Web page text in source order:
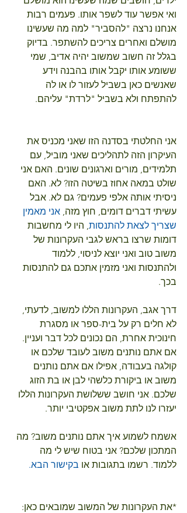
ואי אפשר עוד לשפר אותו. פעמים רבות
אנחנו נרצה "להסביר" למה מה שעשינו
מושלם ואחרים צריכים להשתפר. בדיוק
בגלל זה חשוב שמשוב יהיה אדיב, שמי
ששומע אותו יקבל אותו בהבנה וידע
שאנשים כאן בשביל לעזור לו או לה
להתפתח ולא בשביל "לרדת" עליהם.
אני החלטתי בסדנה הזו שאני מכניס את
העיקרון הזה לתהליכים שאני מוביל, עם
תלמידים, מורים וארגונים שונים. האם אני
שולט במאה אחוז בשיטה הזו? לא. האם
ניסיתי אותה אלפי פעמים? גם לא. אבל
עשיתי דברים דומים, חוץ מזה, אני מאמין
שצריך לצאת להתנסות, היו לי מחשבות
דומות שרצו בראש לגבי העקרונות של
משוב טוב ואני יוצא לניסוי, ללמוד
ולהתנסות ואני מזמין אתכם גם להתנסות
בכך.
דרך אגב, העקרונות הללו למשוב, לדעתי,
לא חלים רק על בית-ספר או מסגרת
חינוכית אחרת, הם נכונים לכל דבר ועניין.
אם אתם נותנים משוב לעובד שלכם או
קולגה בעבודה, אפילו אם אתם נותנים
משוב או ביקורת כלשהי לבן או בת הזוג
שלכם. אני חושב ששלושת העקרונות הללו
יעזרו לנו לתת משוב אפקטיבי יותר.
אשמח לשמוע איך אתם נותנים משוב? מה
המתכון שלכם? אני בטוח שיש לי מה
ללמוד. רשמו בתגובות או בקישור הבא.
*את העקרונות של המשוב שמובאים כאן: